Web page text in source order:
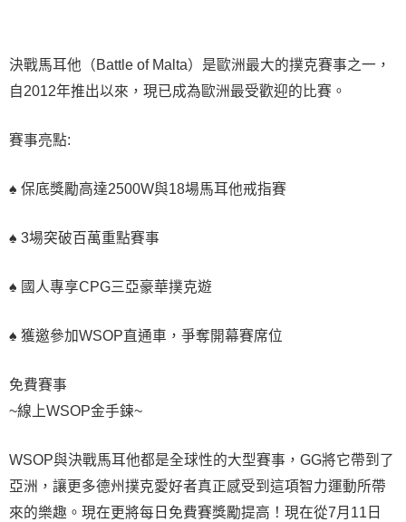
決戰馬耳他（Battle of Malta）是歐洲最大的撲克賽事之一，
自2012年推出以來，現已成為歐洲最受歡迎的比賽。
賽事亮點:
♠ 保底獎勵高達2500W與18場馬耳他戒指賽
♠ 3場突破百萬重點賽事
♠ 國人專享CPG三亞豪華撲克遊
♠ 獲邀參加WSOP直通車，爭奪開幕賽席位
免費賽事
~線上WSOP金手鍊~
WSOP與決戰馬耳他都是全球性的大型賽事，GG將它帶到了
亞洲，讓更多德州撲克愛好者真正感受到這項智力運動所帶
來的樂趣。現在更將每日免費賽獎勵提高！現在從7月11日